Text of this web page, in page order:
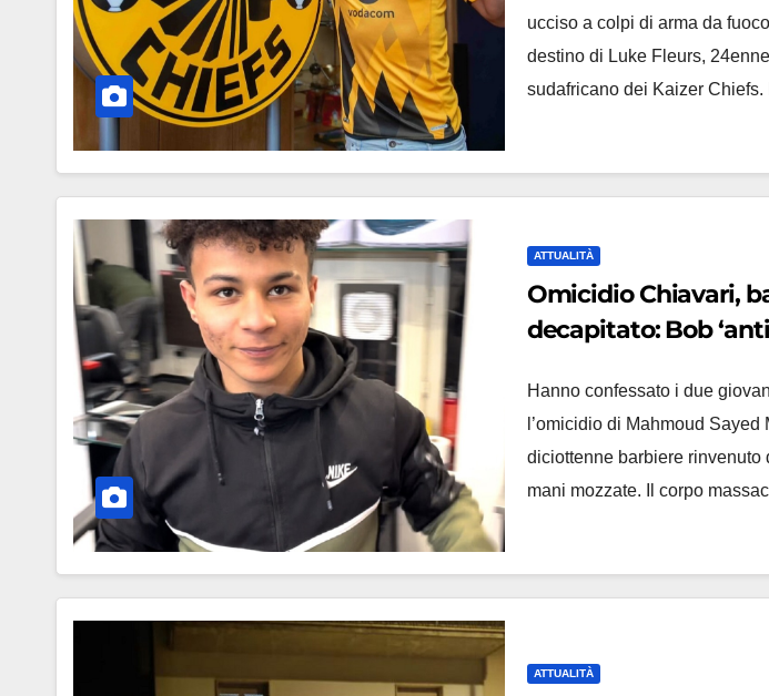
ucciso a colpi di arma da
destino di Luke Fleurs,
sudafricano dei Kaizer
ATTUALITÀ
Omicidio Chiavari,
decapitato: Bob
Hanno confessato i due
l’omicidio di Mahmoud Sayed
diciottenne barbiere rinvenuto
mani mozzate. Il corpo
ATTUALITÀ